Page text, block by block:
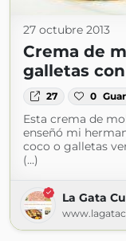
27 octubre 2013
Crema de
galletas
27 0
Esta crema de
enseñó mi
coco o galletas
(...)
La Gata